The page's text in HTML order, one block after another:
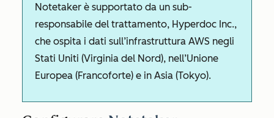
Notetaker è supportato da un sub-
responsabile del trattamento, Hyperdoc Inc.,
che ospita i dati sull’infrastruttura AWS negli
Stati Uniti (Virginia del Nord), nell’Unione
Europea (Francoforte) e in Asia (Tokyo).